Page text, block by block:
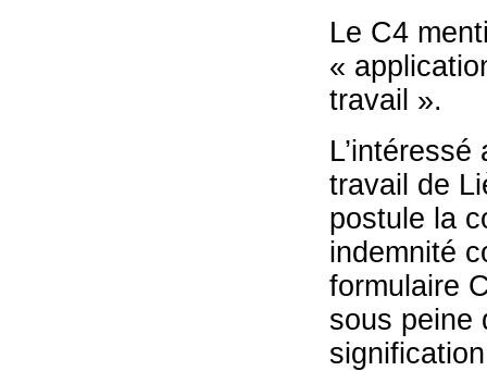
Le C4
«
travail ».
travail de
postule la
indemnité
formulaire
sous peine